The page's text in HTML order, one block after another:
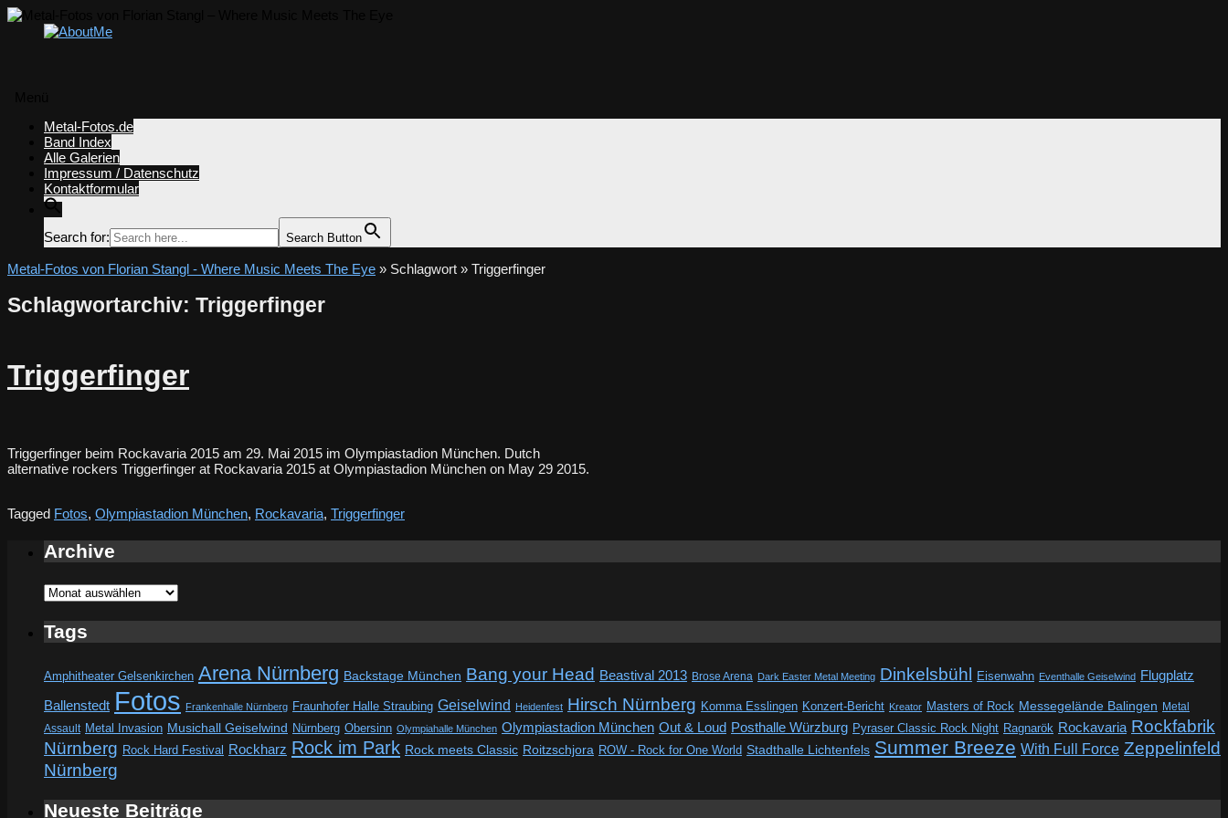
springen
Metal-Fotos.de
Band Index
Alle Galerien
Impressum / Datenschutz
Kontaktformular
Search for: Search Button
Metal-Fotos von Florian Stangl - Where Music Meets The Eye » Schlagwort » Triggerfinger
Schlagwortarchiv: Triggerfinger
Triggerfinger
Triggerfinger beim Rockavaria 2015 am 29. Mai 2015 im Olympiastadion München. Dutch
alternative rockers Triggerfinger at Rockavaria 2015 at Olympiastadion München on May 29 2015.
Tagged Fotos, Olympiastadion München, Rockavaria, Triggerfinger
Archive
Archive
Tags
Amphitheater Gelsenkirchen Arena Nürnberg Backstage München Bang your Head Beastival 2013 Brose Arena Dark Easter Metal Meeting Dinkelsbühl Eisenwahn Eventhalle Geiselwind Flugplatz
Ballenstedt Fotos Frankenhalle Nürnberg Fraunhofer Halle Straubing Geiselwind Heidenfest Hirsch Nürnberg Komma Esslingen Konzert-Bericht Kreator Masters of Rock Messegelände Balingen Metal
Assault Metal Invasion Musichall Geiselwind Nürnberg Obersinn Olympiahalle München Olympiastadion München Out & Loud Posthalle Würzburg Pyraser Classic Rock Night Ragnarök Rockavaria Rockfabrik
Nürnberg Rock Hard Festival Rockharz Rock im Park Rock meets Classic Roitzschjora ROW - Rock for One World Stadthalle Lichtenfels Summer Breeze With Full Force Zeppelinfeld
Nürnberg
Neueste Beiträge